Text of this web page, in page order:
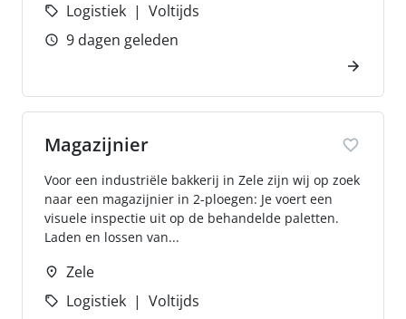
Logistiek
Voltijds
9 dagen geleden
Magazijnier
Voor een industriële bakkerij in Zele zijn wij op zoek
naar een magazijnier in 2-ploegen: Je voert een
visuele inspectie uit op de behandelde paletten.
Laden en lossen van...
Zele
Logistiek
Voltijds